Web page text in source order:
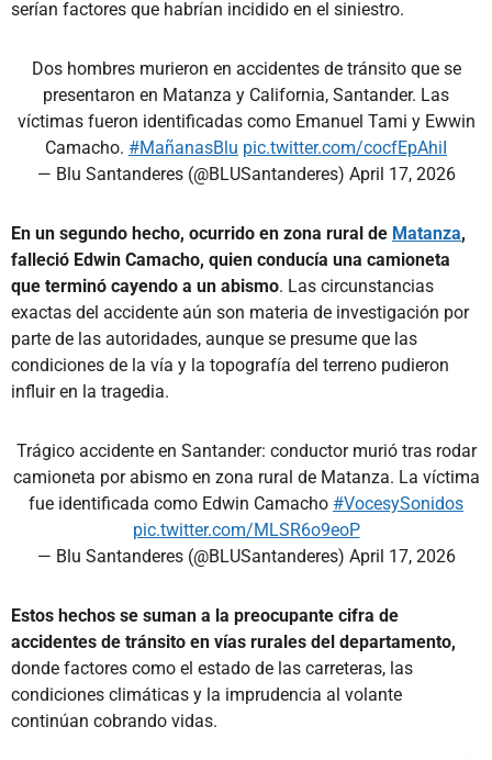
serían factores que habrían incidido en el siniestro.
Dos hombres murieron en accidentes de tránsito que se
presentaron en Matanza y California, Santander. Las
víctimas fueron identificadas como Emanuel Tami y Ewwin
Camacho. #MañanasBlu pic.twitter.com/cocfEpAhiI
— Blu Santanderes (@BLUSantanderes) April 17, 2026
En un segundo hecho, ocurrido en zona rural de Matanza,
falleció Edwin Camacho, quien conducía una camioneta
que terminó cayendo a un abismo. Las circunstancias
exactas del accidente aún son materia de investigación por
parte de las autoridades, aunque se presume que las
condiciones de la vía y la topografía del terreno pudieron
influir en la tragedia.
Trágico accidente en Santander: conductor murió tras rodar
camioneta por abismo en zona rural de Matanza. La víctima
fue identificada como Edwin Camacho #VocesySonidos
pic.twitter.com/MLSR6o9eoP
— Blu Santanderes (@BLUSantanderes) April 17, 2026
Estos hechos se suman a la preocupante cifra de
accidentes de tránsito en vías rurales del departamento,
donde factores como el estado de las carreteras, las
condiciones climáticas y la imprudencia al volante
continúan cobrando vidas.